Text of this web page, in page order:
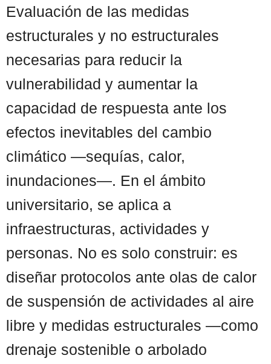
Evaluación de las medidas
estructurales y no estructurales
necesarias para reducir la
vulnerabilidad y aumentar la
capacidad de respuesta ante los
efectos inevitables del cambio
climático —sequías, calor,
inundaciones—. En el ámbito
universitario, se aplica a
infraestructuras, actividades y
personas. No es solo construir: es
diseñar protocolos ante olas de calor
de suspensión de actividades al aire
libre y medidas estructurales —como
drenaje sostenible o arbolado